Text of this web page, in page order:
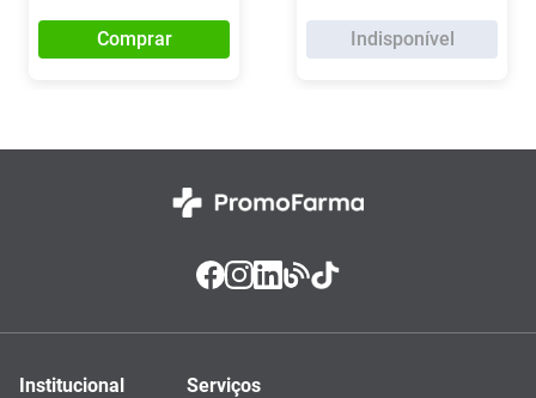
Comprar Indisponível
Institucional Serviços